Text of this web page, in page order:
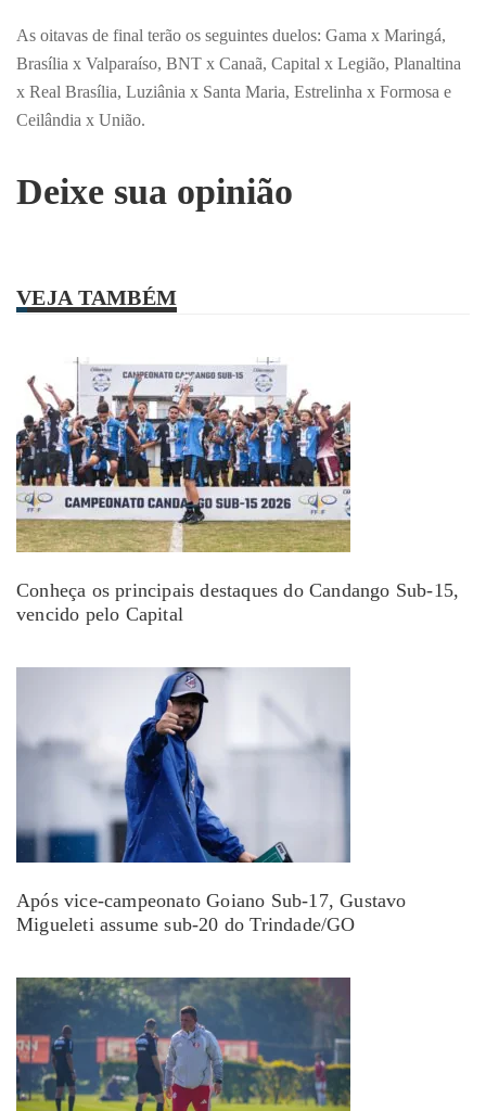
As oitavas de final terão os seguintes duelos: Gama x Maringá,
Brasília x Valparaíso, BNT x Canaã, Capital x Legião, Planaltina
x Real Brasília, Luziânia x Santa Maria, Estrelinha x Formosa e
Ceilândia x União.
Deixe sua opinião
VEJA TAMBÉM
Conheça os principais destaques do Candango Sub-15,
vencido pelo Capital
Após vice-campeonato Goiano Sub-17, Gustavo
Migueleti assume sub-20 do Trindade/GO